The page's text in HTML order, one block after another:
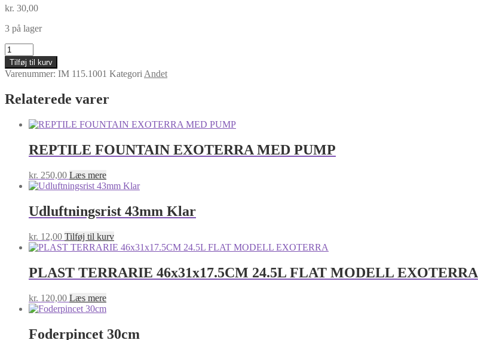
kr. 30,00
3 på lager
PLAST
TERRARIE
NR
1MINI
18x11.6x14.5CM
antal
Tilføj til kurv
Varenummer: IM 115.1001 KategoriAndet
Relaterede varer
REPTILE FOUNTAIN EXOTERRA MED PUMP
kr. 250,00 Læs mere
Udluftningsrist 43mm Klar
kr. 12,00 Tilføj til kurv
PLAST TERRARIE 46x31x17.5CM 24.5L FLAT MODELL EXOTERRA
kr. 120,00 Læs mere
Foderpincet 30cm